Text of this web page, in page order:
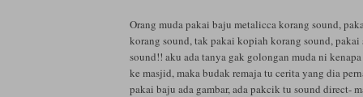
Orang muda pakai baju metalicca korang sound,
korang sound, tak pakai kopiah korang sound,
sound!! aku ada tanya gak golongan muda ni
ke masjid, maka budak remaja tu cerita yang dia
pakai baju ada gambar, ada pakcik tu sound direct-